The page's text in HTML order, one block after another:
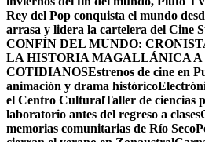
Rey del Pop conquista el mundo
arrasa y lidera la cartelera del Cine
CONFÍN DEL MUNDO:
LA HISTORIA MAGALLÁNICA A
COTIDIANOSEstrenos de cine en
animación y drama histórico
el Centro CulturalTaller de ciencias
laboratorio antes del regreso a clases
memorias comunitarias de Río Seco